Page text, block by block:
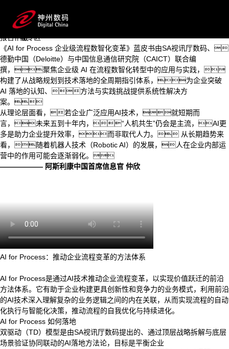
关于蓝皮书
AI for Process
下载专区
系统拆解 AI 如何打破流程边界、激活数据价值，助力企
业从效率优化跃向智能跃升，在数智浪潮中锚定进化方向。
报告下载
《AI for Process 企业级流程数智化变革》蓝皮书由SA视讯厅数码、
德勤中国（Deloitte）与中国信息通信研究院（CAICT）联合编
撰，聚焦企业级 AI 在流程数智化转型中的应用与实践，
构建了从战略规划到技术落地的全周期指引体系，为企业突破
AI 落地的认知、方法与实践挑战提供系统性解决方
案。
从理论层面看，若企业广泛应用AI技术，就短期而
言，未来五到十年内，“人机共生”仍会是主流，AI更
多是助力企业提升效率，而非取代人力。 从长期趋势来
看，随着机器人技术（Robotic AI）的发展，人在企业内部运
营中的作用可能会逐渐弱化。
—————— 阿斯利康中国首席信息官 仲欣
AI for Process：推动企业流程变革的方法体系
AI for Process是通过AI技术推动企业流程变革，以实现价值跃迁的前沿
方法体系。它有助于企业构建更具创新性和竞争力的业务模式，利用前沿
的AI技术深入理解复杂的业务逻辑之间的内在关联，从而实现流程的自动
化执行与智能化决策，推动流程的自我优化与持续进化。
AI for Process 如何落地
双驱动（TD）模型是由SA视讯厅数码提出的、通过顶层战略拆解与底层
场景验证协同联动的AI落地方法论，目标是平衡企业